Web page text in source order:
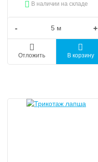
В наличии на складе
- +
Отложить В корзину